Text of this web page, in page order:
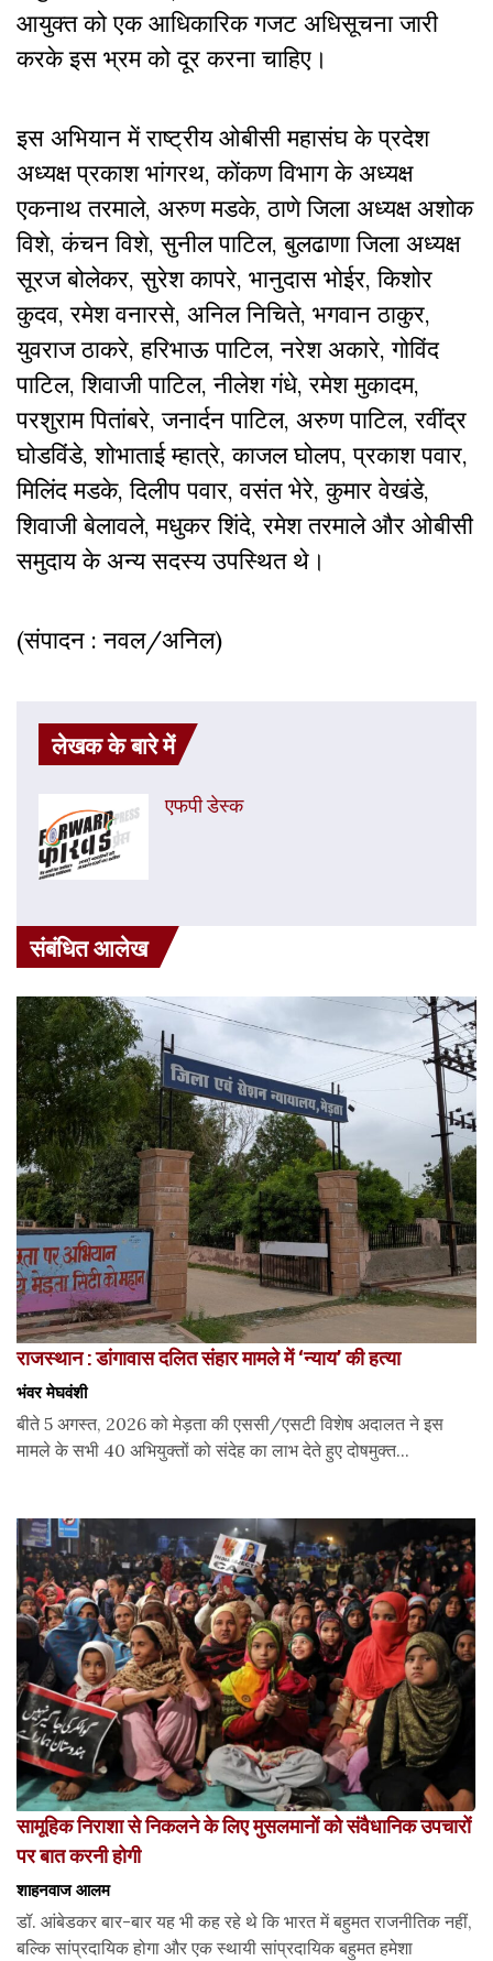
आयुक्त को एक आधिकारिक गजट अधिसूचना जारी
करके इस भ्रम को दूर करना चाहिए।
इस अभियान में राष्ट्रीय ओबीसी महासंघ के प्रदेश
अध्यक्ष प्रकाश भांगरथ, कोंकण विभाग के अध्यक्ष
एकनाथ तरमाले, अरुण मडके, ठाणे जिला अध्यक्ष अशोक
विशे, कंचन विशे, सुनील पाटिल, बुलढाणा जिला अध्यक्ष
सूरज बोलेकर, सुरेश कापरे, भानुदास भोईर, किशोर
कुदव, रमेश वनारसे, अनिल निचिते, भगवान ठाकुर,
युवराज ठाकरे, हरिभाऊ पाटिल, नरेश अकारे, गोविंद
पाटिल, शिवाजी पाटिल, नीलेश गंधे, रमेश मुकादम,
परशुराम पितांबरे, जनार्दन पाटिल, अरुण पाटिल, रवींद्र
घोडविंडे, शोभाताई म्हात्रे, काजल घोलप, प्रकाश पवार,
मिलिंद मडके, दिलीप पवार, वसंत भेरे, कुमार वेखंडे,
शिवाजी बेलावले, मधुकर शिंदे, रमेश तरमाले और ओबीसी
समुदाय के अन्य सदस्य उपस्थित थे।
(संपादन : नवल/अनिल)
लेखक के बारे में
एफपी डेस्‍क
संबंधित आलेख
राजस्थान : डांगावास दलित संहार मामले में ‘न्याय’ की हत्या
भंवर मेघवंशी
बीते 5 अगस्त, 2026 को मेड़ता की एससी/एसटी विशेष अदालत ने इस
मामले के सभी 40 अभियुक्तों को संदेह का लाभ देते हुए दोषमुक्त...
सामूहिक निराशा से निकलने के लिए मुसलमानों को संवैधानिक उपचारों
पर बात करनी होगी
शाहनवाज आलम
डॉ. आंबेडकर बार-बार यह भी कह रहे थे कि भारत में बहुमत राजनीतिक नहीं,
बल्कि सांप्रदायिक होगा और एक स्थायी सांप्रदायिक बहुमत हमेशा